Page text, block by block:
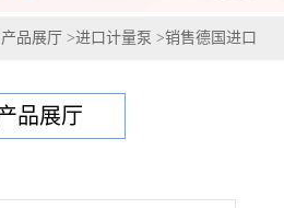
产品展厅 >进口计量泵 >销售德国进口
品展厅